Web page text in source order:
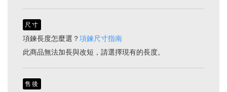
尺寸
項鍊長度怎麼選？項鍊尺寸指南
此商品無法加長與改短，請選擇現有的長度。
售後